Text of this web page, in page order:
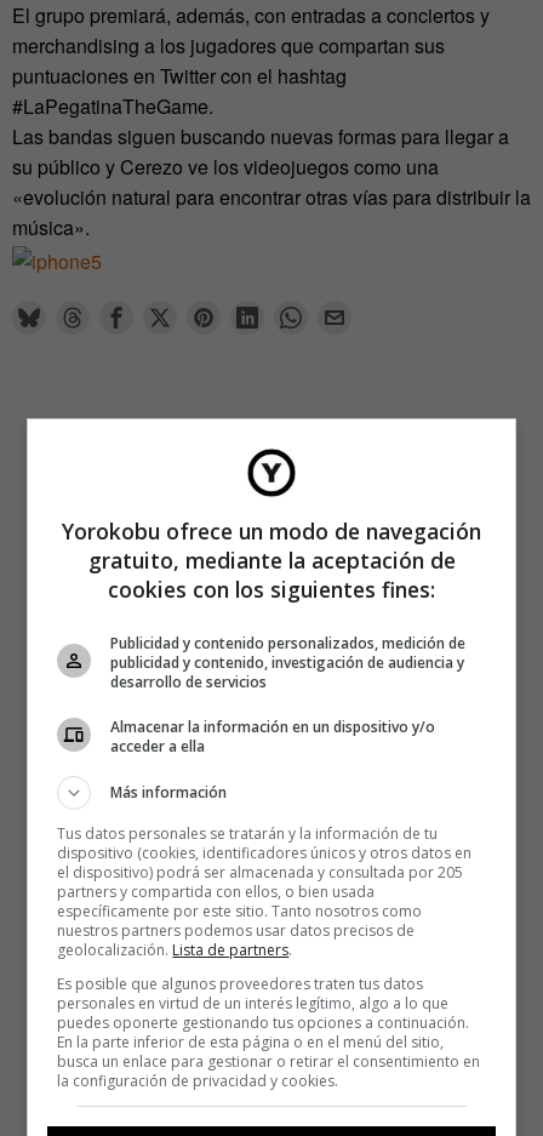
El grupo premiará, además, con entradas a conciertos y
merchandising a los jugadores que compartan sus
puntuaciones en Twitter con el hashtag
#LaPegatinaTheGame.
Las bandas siguen buscando nuevas formas para llegar a
su público y Cerezo ve los videojuegos como una
«evolución natural para encontrar otras vías para distribuir la
música».
Yorokobu ofrece un modo de navegación
gratuito, mediante la aceptación de
cookies con los siguientes fines:
Publicidad y contenido personalizados, medición de
publicidad y contenido, investigación de audiencia y
desarrollo de servicios
Almacenar la información en un dispositivo y/o
acceder a ella
Más información
Tus datos personales se tratarán y la información de tu
dispositivo (cookies, identificadores únicos y otros datos en
el dispositivo) podrá ser almacenada y consultada por 205
partners y compartida con ellos, o bien usada
específicamente por este sitio. Tanto nosotros como
nuestros partners podemos usar datos precisos de
geolocalización. Lista de partners.
Es posible que algunos proveedores traten tus datos
personales en virtud de un interés legítimo, algo a lo que
puedes oponerte gestionando tus opciones a continuación.
En la parte inferior de esta página o en el menú del sitio,
busca un enlace para gestionar o retirar el consentimiento en
la configuración de privacidad y cookies.